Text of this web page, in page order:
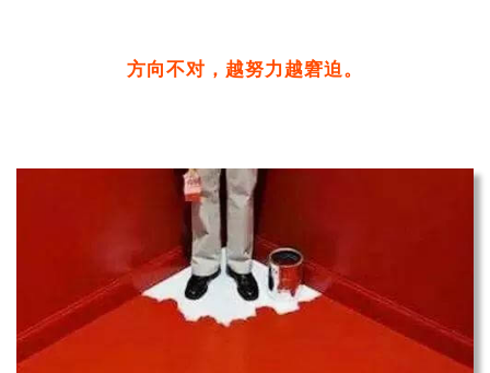
方向不对，越努力越窘迫。